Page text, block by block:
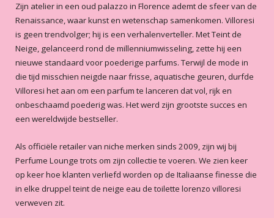
Ik hou van een geur die eigen is. Dat
mensen je blijven herinneren aan een
signature geur. Voor mij is dat Teint de
Neige. Zacht, poederig en uniek. Af en
toe switch ik met een andere geur
maar uiteindelijk kom ik altijd weer
terug bij TDN. EDT versie, de EDP is
iets te aanwezig.
Lees meer
2020-02-03
5/5
Teint de neige
Wat een kadootje om de bestelling te
ontvangen!! Keurig verpakt en een
handgeschreven kaartje erbij. De geur
is heel bijzonder een heerlijke
poedergeur waar ik helemaal gelukkig
van wordt. Ook verrast door de
Lees meer
Zijn atelier in een oud palazzo in Florence ademt de sfeer van de
Renaissance, waar kunst en wetenschap samenkomen. Villoresi
is geen trendvolger; hij is een verhalenverteller. Met Teint de
Neige, gelanceerd rond de millenniumwisseling, zette hij een
nieuwe standaard voor poederige parfums. Terwijl de mode in
die tijd misschien neigde naar frisse, aquatische geuren, durfde
Villoresi het aan om een parfum te lanceren dat vol, rijk en
onbeschaamd poederig was. Het werd zijn grootste succes en
een wereldwijde bestseller.
Als officiële retailer van niche merken sinds 2009, zijn wij bij
Perfume Lounge trots om zijn collectie te voeren. We zien keer
op keer hoe klanten verliefd worden op de Italiaanse finesse die
in elke druppel teint de neige eau de toilette lorenzo villoresi
verweven zit.